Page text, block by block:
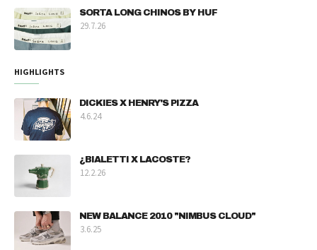
SORTA LONG CHINOS BY HUF
29.7.26
HIGHLIGHTS
DICKIES X HENRY'S PIZZA
4.6.24
¿BIALETTI X LACOSTE?
12.2.26
NEW BALANCE 2010 "NIMBUS CLOUD"
3.6.25